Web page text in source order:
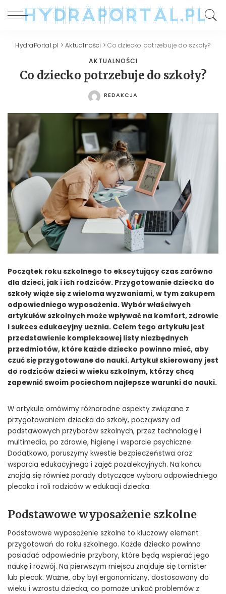
HydraPortal.pl >Aktualności >Co dziecko potrzebuje do szkoły?
AKTUALNOŚCI
Co dziecko potrzebuje do szkoły?
POSTED
REDAKCJA
Początek roku szkolnego to ekscytujący czas zarówno
dla dzieci, jak i ich rodziców. Przygotowanie dziecka do
szkoły wiąże się z wieloma wyzwaniami, w tym zakupem
odpowiedniego wyposażenia. Wybór właściwych
artykułów szkolnych może wpływać na komfort, zdrowie
i sukces edukacyjny ucznia. Celem tego artykułu jest
przedstawienie kompleksowej listy niezbędnych
przedmiotów, które każde dziecko powinno mieć, aby
czuć się przygotowane do nauki. Artykuł skierowany jest
do rodziców dzieci w wieku szkolnym, którzy chcą
zapewnić swoim pociechom najlepsze warunki do nauki.
W artykule omówimy różnorodne aspekty związane z
przygotowaniem dziecka do szkoły, począwszy od
podstawowych przyborów szkolnych, przez technologię i
multimedia, po zdrowie, higienę i wsparcie psychiczne.
Dodatkowo, poruszymy kwestie bezpieczeństwa oraz
wsparcia edukacyjnego i zajęć pozalekcyjnych. Na końcu
znajdą się również porady dotyczące wyboru odpowiedniego
plecaka i roli rodziców w edukacji dziecka.
Podstawowe wyposażenie szkolne
Podstawowe wyposażenie szkolne to kluczowy element
przygotowań do roku szkolnego. Każde dziecko powinno
posiadać odpowiednie przybory, które będą wspierać jego
naukę i rozwój. Na pierwszym miejscu znajduje się tornister
lub plecak. Ważne, aby był ergonomiczny, dostosowany do
wieku i wzrostu dziecka, co pomoże unikać problemów z